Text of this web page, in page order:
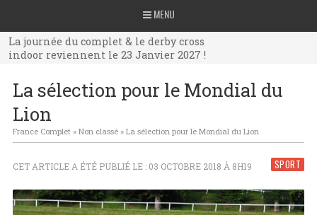
MENU
La journée du complet & le derby cross
indoor reviennent le 23 Janvier 2027 !
La journée du complet & le derby cross
indoor reviennent le 23 Janvier 2027 !
indoor reviennent le 23 Janvier 2027 !
La sélection pour le Mondial du
Lion
France Complet» Non classé» La sélection pour le Mondial du Lion
SPORT
CET ARTICLE A ÉTÉ PUBLIÉ LE : 03 OCTOBRE 2018 À 8H19